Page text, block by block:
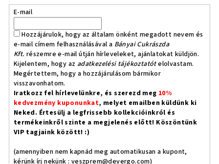
E-mail
Hozzájárulok, hogy az általam önként megadott nevem és
e-mail címem felhasználásával a Bányai Cukrászda
Kft. részemre e-mail útján hírleveleket, ajánlatokat küldjön.
Kijelentem, hogy az adatkezelési tájékoztatótelolvastam.
Megértettem, hogy a hozzájárulásom bármikor
visszavonhatom.
Iratkozz fel hírlevelünkre, és szerezd meg 10%
kedvezmény kuponunkat, melyet emailben küldünk ki
Neked. Értesülj a legfrissebb kollekcióinkról és
termékeinkről szinte a megjelenés előtt! Köszöntünk
VIP tagjaink között! :)
(amennyiben nem kapnád meg automatikusan a kupont,
kérünk írj nekünk : veszprem@devergo.com)